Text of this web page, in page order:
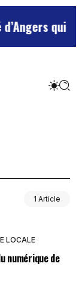
qui
1 Article
LOCALE
numérique de